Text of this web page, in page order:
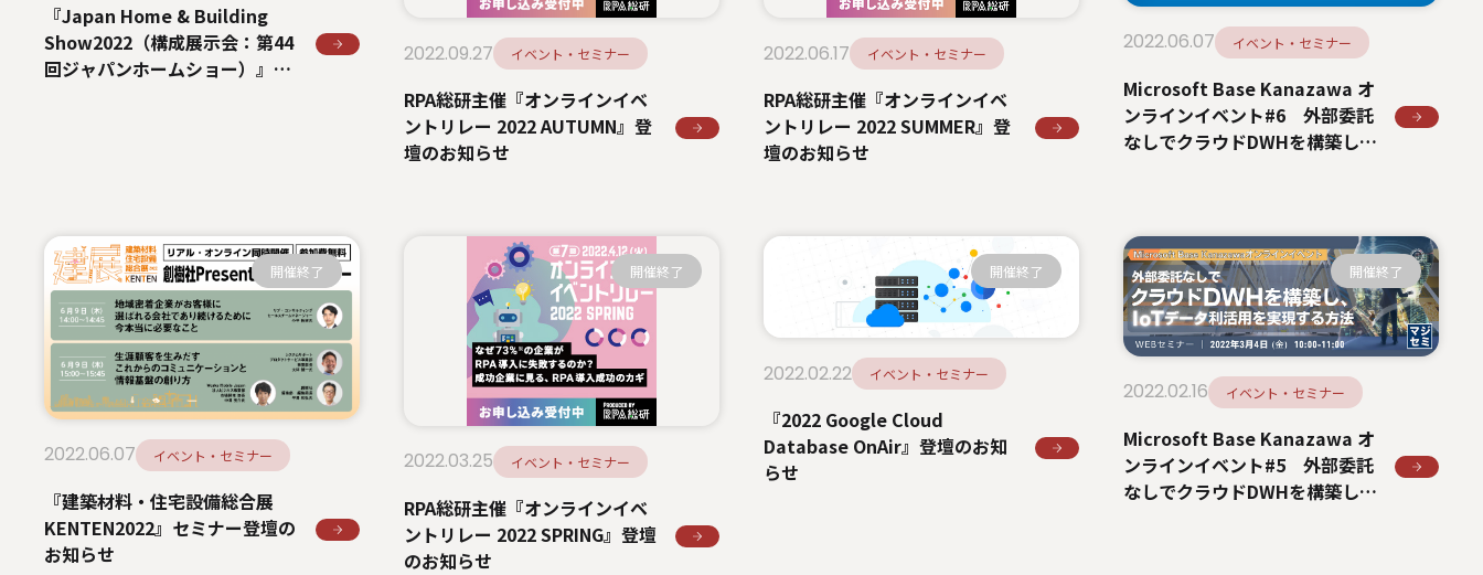
『Japan Home & Building
Show2022（構成展示会：第44
回ジャパンホームショー）』出
2022.09.27 イベント・セミナー
RPA総研主催『オンラインイベ
ントリレー 2022 AUTUMN』登
壇のお知らせ
2022.06.17 イベント・セミナー
RPA総研主催『オンラインイベ
ントリレー 2022 SUMMER』登
壇のお知らせ
2022.06.07 イベント・セミナー
Microsoft Base Kanazawa オ
ンラインイベント#6 外部委託
なしでクラウドDWHを構築し、
2022.06.07 イベント・セミナー
『建築材料・住宅設備総合展
KENTEN2022』セミナー登壇の
お知らせ
開催終了
2022.03.25 イベント・セミナー
RPA総研主催『オンラインイベ
ントリレー 2022 SPRING』登壇
のお知らせ
開催終了
2022.02.22 イベント・セミナー
『2022 Google Cloud
Database OnAir』登壇のお知
らせ
開催終了
2022.02.16 イベント・セミナー
Microsoft Base Kanazawa オ
ンラインイベント#5 外部委託
なしでクラウドDWHを構築し、
開催終了